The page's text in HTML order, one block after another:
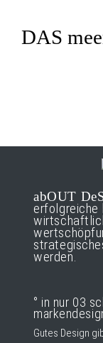
DAS
abOUT
erfolgreiche
werden.
° in nur 03
Gutes Design